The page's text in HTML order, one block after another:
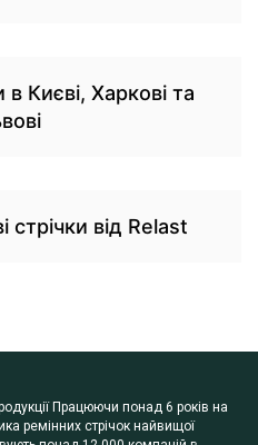
Києві, Харкові та
стрічки від Relast
Працюючи понад 6 років на
ремінних стрічок найвищої